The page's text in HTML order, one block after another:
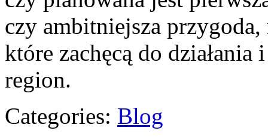
czy ambitniejsza
które zachęcą do
region.
Categories: Blog